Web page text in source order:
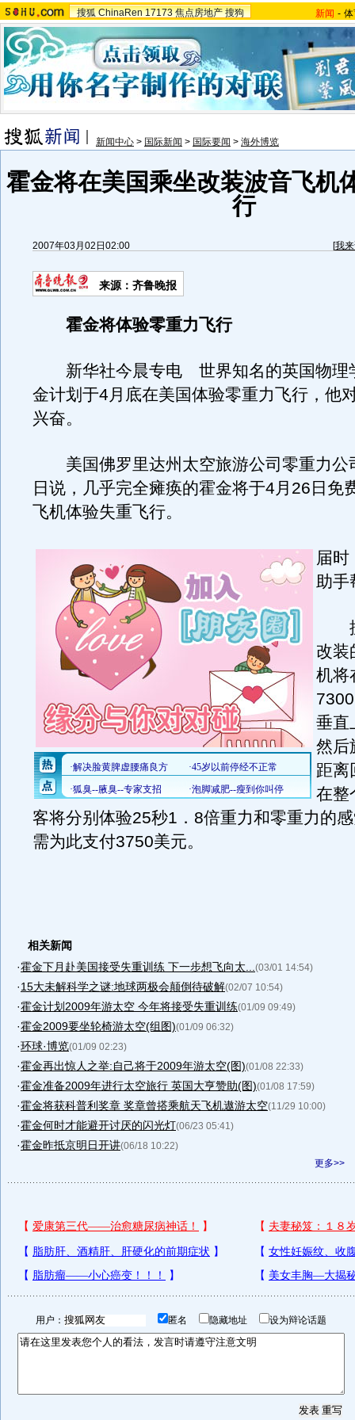
搜狐 ChinaRen 17173 焦点房地产 搜狗 新闻 -
新闻中心 > 国际新闻 > 国际要闻 > 海外博览
霍金将在美国乘坐改装波音飞机
行
2007年03月02日02:00 [我
来源：齐鲁晚报
霍金将体验零重力飞行
新华社今晨专电 世界知名的英国物理
金计划于4月底在美国体验零重力飞行，他
兴奋。
美国佛罗里达州太空旅游公司零重力公
日说，几乎完全瘫痪的霍金将于4月26日免
飞机体验失重飞行。
届时
助手
据
改装
机将
垂直
然后
距离
在整
客将分别体验25秒1．8倍重力和零重力的
需为此支付3750美元。
相关新闻
·霍金下月赴美国接受失重训练 下一步想飞向太... (03/01 14:54)
·15大未解科学之谜:地球两极会颠倒待破解(02/07 10:54)
·霍金计划2009年游太空 今年将接受失重训练(01/09 09:49)
·霍金2009要坐轮椅游太空(组图)(01/09 06:32)
·环球·博览(01/09 02:23)
·霍金再出惊人之举:自己将于2009年游太空(图)(01/08 22:33)
·霍金准备2009年进行太空旅行 英国大亨赞助(图)(01/08 17:59)
·霍金将获科普利奖章 奖章曾搭乘航天飞机遨游太空(11/29 10:00)
·霍金何时才能避开讨厌的闪光灯(06/23 05:41)
·霍金昨抵京明日开讲(06/18 10:22)
更多>>
用户： 匿名 隐藏地址 设为辩论话题